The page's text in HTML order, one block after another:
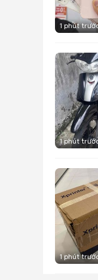
1 phút
1 phút
1 phút